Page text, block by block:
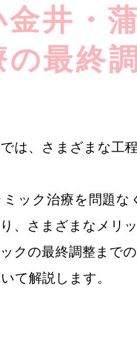
金井・
最終
は、さまざまな工
ック治療を問題
、さまざまなメリ
クの最終調整まで
て解説します。